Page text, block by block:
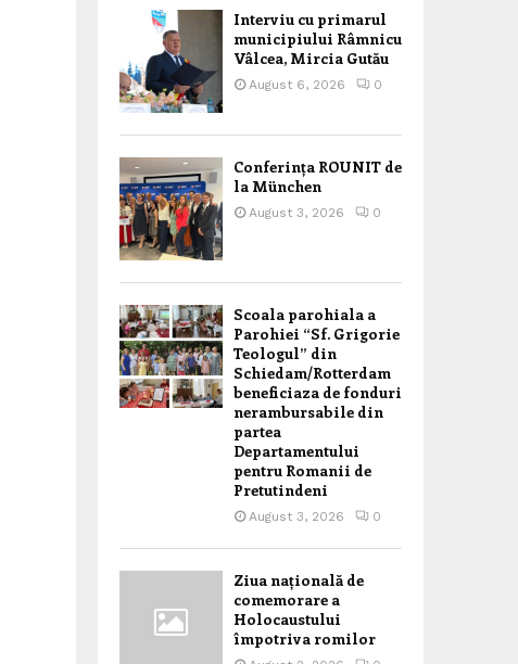
Interviu cu primarul
municipiului Râmnicu
Vâlcea, Mircia Gutău
August 6, 2026 0
Conferința ROUNIT de
la München
August 3, 2026 0
Scoala parohiala a
Parohiei “Sf. Grigorie
Teologul” din
Schiedam/Rotterdam
beneficiaza de fonduri
nerambursabile din
partea
Departamentului
pentru Romanii de
Pretutindeni
August 3, 2026 0
Ziua națională de
comemorare a
Holocaustului
împotriva romilor